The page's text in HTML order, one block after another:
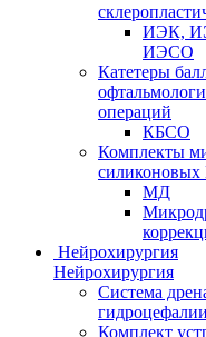
ИЭК,
ИЭСО
Катетеры
операций
КБСО
Комплекты
МД
Нейрохирургия
Нейрохирургия
Система
Комплект